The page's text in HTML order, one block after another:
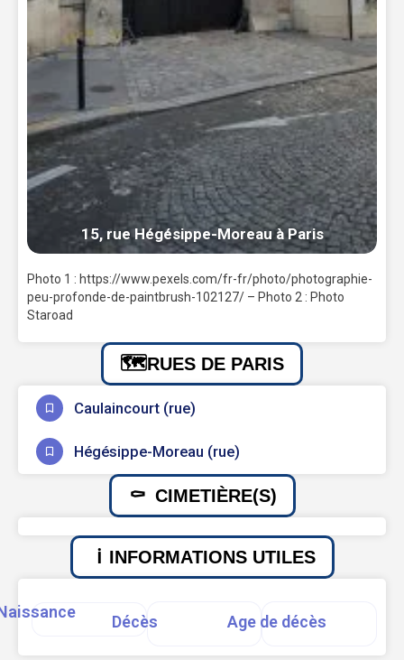
15, rue Hégésippe-Moreau à Paris
Photo 1 : https://www.pexels.com/fr-fr/photo/photographie-
peu-profonde-de-paintbrush-102127/ – Photo 2 : Photo
Staroad
RUES DE PARIS
Caulaincourt (rue)
Hégésippe-Moreau (rue)
CIMETIÈRE(S)
INFORMATIONS UTILES
Décès Age de décès